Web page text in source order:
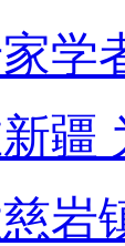
学
疆
岩